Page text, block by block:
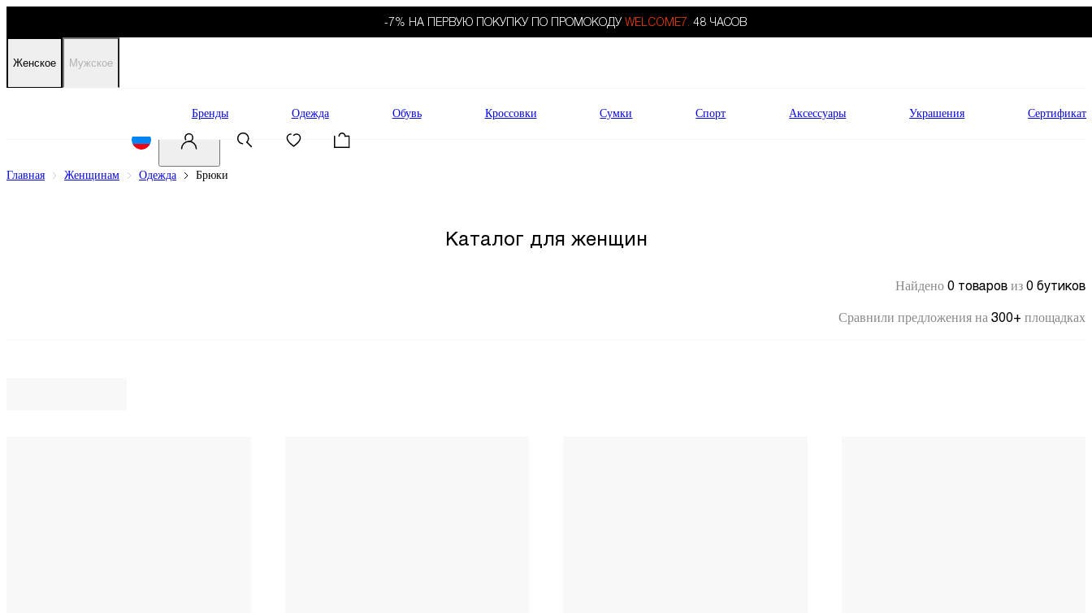
-7% НА ПЕРВУЮ ПОКУПКУ ПО ПРОМОКОДУ WELCOME7. 48 ЧАСОВ
Женское Мужское
Бренды Одежда Обувь Кроссовки Сумки Спорт Аксессуары Украшения Сертификат
Главная Женщинам Одежда Брюки
Каталог для женщин
Найдено 0 товаров из 0 бутиков
Сравнили предложения на 300+ площадках